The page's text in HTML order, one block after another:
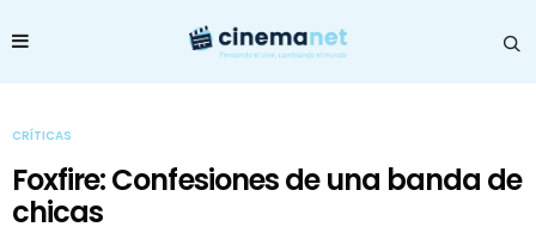
CRÍTICAS
Foxfire: Confesiones de una banda de
chicas